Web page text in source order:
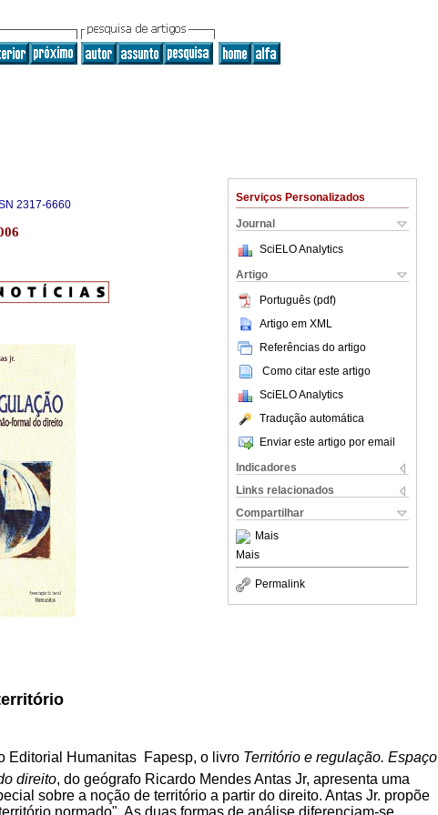
Serviços Personalizados
Journal
SciELO Analytics
Artigo
Português (pdf)
Artigo em XML
Referências do artigo
Como citar este artigo
SciELO Analytics
Tradução automática
Enviar este artigo por email
Indicadores
Links relacionados
Compartilhar
Mais
Mais
Permalink
2317-6660
Humanitas  Fapesp, o livro Território e regulação. Espaço
direito, do geógrafo Ricardo Mendes Antas Jr, apresenta uma
sobre a noção de território a partir do direito. Antas Jr. propõe